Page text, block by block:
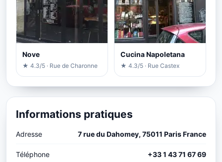
Nove
★ 4.3/5 · Rue de Charonne
Cucina Napoletana
★ 4.3/5 · Rue Castex
Informations pratiques
Adresse 7 rue du Dahomey, 75011 Paris France
Téléphone +33 1 43 71 67 69